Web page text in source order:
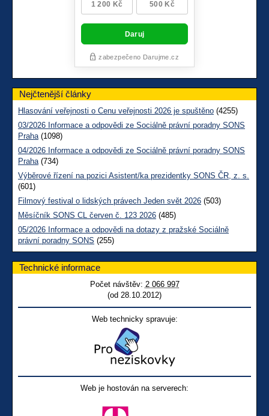
Nejčtenější články
Hlasování veřejnosti o Cenu veřejnosti 2026 je spuštěno (4255)
03/2026 Informace a odpovědi ze Sociálně právní poradny SONS
Praha(1098)
04/2026 Informace a odpovědi ze Sociálně právní poradny SONS
Praha(734)
Výběrové řízení na pozici Asistent/ka prezidentky SONS ČR, z. s.
(601)
Filmový festival o lidských právech Jeden svět 2026 (503)
Měsíčník SONS CL červen č. 123 2026 (485)
05/2026 Informace a odpovědi na dotazy z pražské Sociálně
právní poradny SONS (255)
Technické informace
Počet návštěv: 2 066 997
(od 28.10.2012)
Web technicky spravuje:
Web je hostován na serverech: